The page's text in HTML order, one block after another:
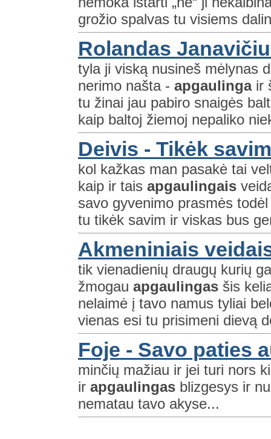
grožio spalvas tu visiems
Rolandas
tyla ji viską nusineš mėlynas
nerimo našta - apgaulingair
tu žinai jau pabiro snaigės
kaip baltoj žiemoj nepaliko
Deivis - Tikėk savim
kol kažkas man pasakė tai
kaip ir tais apgaulingais
savo gyvenimo prasmės
tu tikėk savim ir viskas bus
Akmeniniais
tik vienadienių draugų kurių
žmogau apgaulingas šis
nelaimė į tavo namus tyliai
vienas esi tu prisimeni dievą
Foje - Savo paties
minčių mažiau ir jei turi nors
ir apgaulingas blizgesys ir
nematau tavo akyse...